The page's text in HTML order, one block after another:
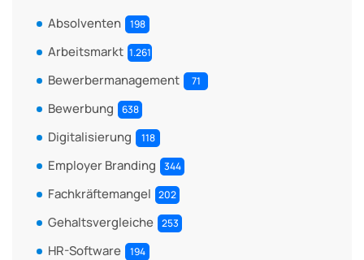
Absolventen 198
Arbeitsmarkt 1.261
Bewerbermanagement 71
Bewerbung 638
Digitalisierung 118
Employer Branding 344
Fachkräftemangel 202
Gehaltsvergleiche 253
HR-Software 194